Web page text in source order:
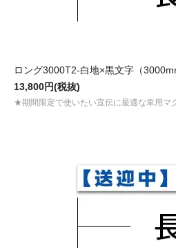
ロング3000T2-白地×黒文字（
13,800円(税抜)
★期間限定で使いたい宣伝に最適な車用マ